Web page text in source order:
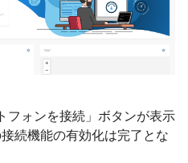
フォンを接続」ボタンが表示
続機能の有効化は完了とな